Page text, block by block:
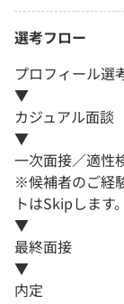
選考フロー
プロフィール選
▼
カジュアル面談
▼
一次面接／適性
※候補者のご経
トはSkipします。
▼
最終面接
▼
内定